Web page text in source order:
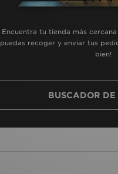
Encuentra tu tienda más
puedas recoger y enviar tus
bien!
BUSCADOR